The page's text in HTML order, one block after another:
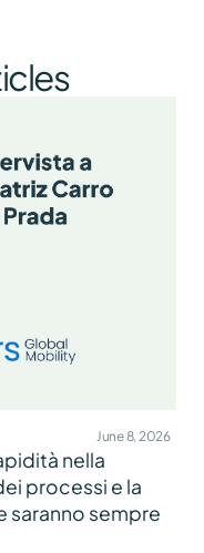
June 8, 2026
nella
processi e la
saranno sempre